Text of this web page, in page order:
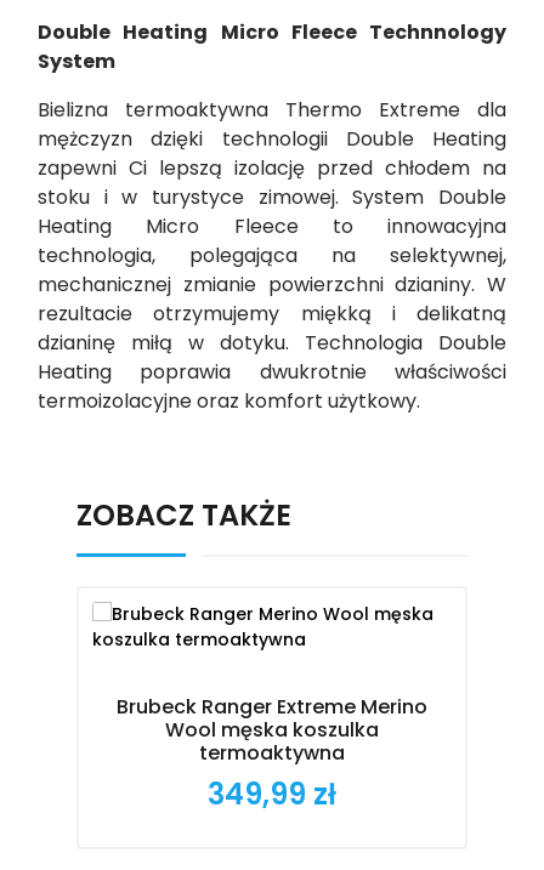
Double Heating Micro Fleece Technnology
System
Bielizna termoaktywna Thermo Extreme dla
mężczyzn dzięki technologii Double Heating
zapewni Ci lepszą izolację przed chłodem na
stoku i w turystyce zimowej. System Double
Heating Micro Fleeceto innowacyjna
technologia, polegająca na selektywnej,
mechanicznej zmianie powierzchni dzianiny. W
rezultacie otrzymujemy miękką i delikatną
dzianinę miłą w dotyku. Technologia Double
Heating poprawia dwukrotnie właściwości
termoizolacyjne oraz komfort użytkowy.
ZOBACZ TAKŻE
Brubeck Ranger Extreme Merino
Wool męska koszulka
termoaktywna
Cena
349,99 zł